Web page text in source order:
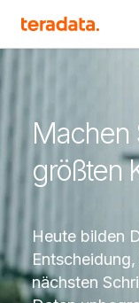
Machen
größten
Heute bilden
nächsten